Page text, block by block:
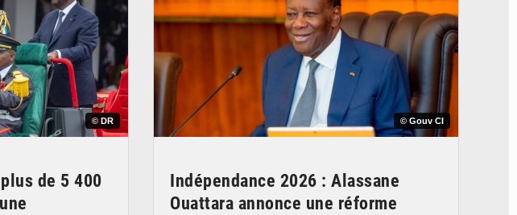
© DR
de 5 400
© Gouv CI
Indépendance 2026 : Alassane
Ouattara annonce une réforme